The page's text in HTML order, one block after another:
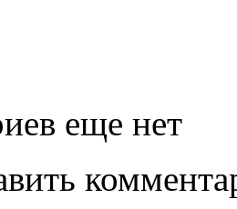
еще нет